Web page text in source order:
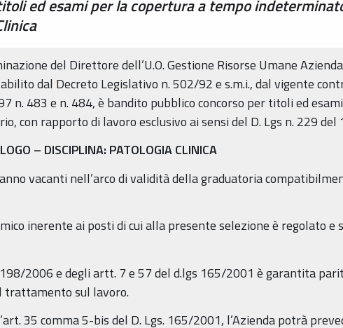
ed esami per la copertura a tempo
del Direttore dell’U.O. Gestione Risorse Umane
dal Decreto Legislativo n. 502/92 e s.m.i., dal vigente
n. 483 e n. 484, è bandito pubblico concorso per titoli ed
con rapporto di lavoro esclusivo ai sensi del D. Lgs n. 229 del
– DISCIPLINA: PATOLOGIA CLINICA
vacanti nell’arco di validità della graduatoria
inerente ai posti di cui alla presente selezione è regolato
2006 e degli artt. 7 e 57 del d.lgs 165/2001 è garantita
trattamento sul lavoro.
35 comma 5-bis del D. Lgs. 165/2001, l’Azienda potrà